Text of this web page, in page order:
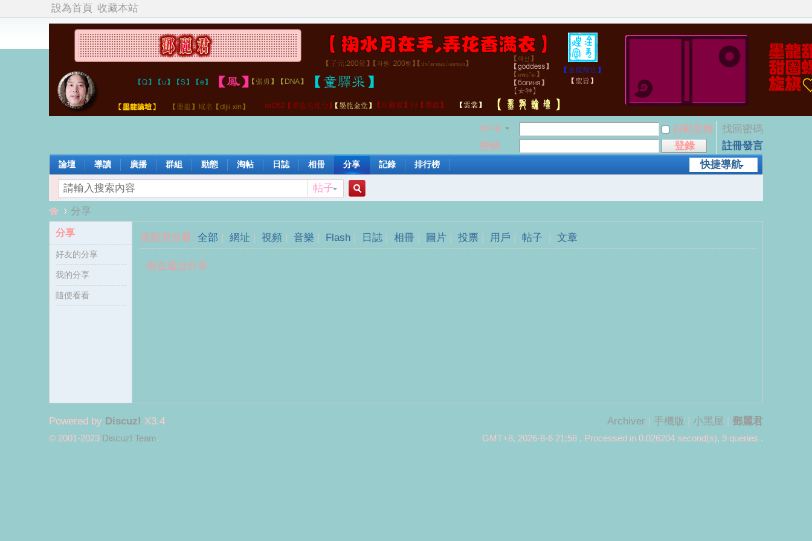
設為首頁 收藏本站
用戶名 自動登錄
找回密碼
密碼
登錄
註冊發言
快捷導航
論壇 導讀 廣播 群組 動態 淘帖 日誌 相冊 分享 記錄 排行榜
帖子
鄧›
分享
分享
好友的分享
我的分享
隨便看看
按類型查看: 全部 | 網址 | 視頻 | 音樂 | Flash | 日誌 | 相冊 | 圖片 | 投票 | 用戶 | 帖子 | 文章
現在還沒分享
Archiver | 手機版 | 小黑屋 | 鄧麗君
GMT+8, 2026-8-6 21:58 , Processed in 0.026204 second(s), 9 queries .
Powered by Discuz! X3.4
© 2001-2023 Discuz! Team.